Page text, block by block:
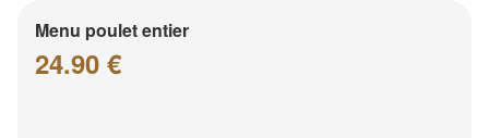
Menu poulet entier
24.90 €